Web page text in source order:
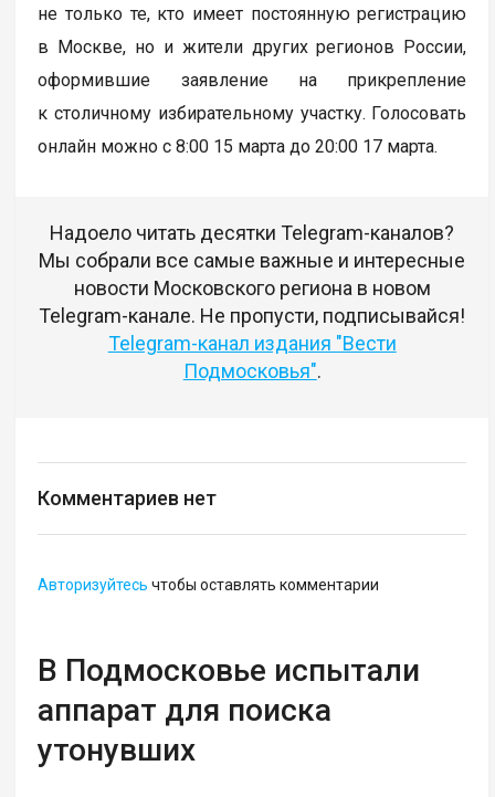
не только те, кто имеет постоянную регистрацию
в Москве, но и жители других регионов России,
оформившие заявление на прикрепление
к столичному избирательному участку. Голосовать
онлайн можно с 8:00 15 марта до 20:00 17 марта.
Надоело читать десятки Telegram-каналов?
Мы собрали все самые важные и интересные
новости Московского региона в новом
Telegram-канале. Не пропусти, подписывайся!
Telegram-канал издания "Вести
Подмосковья".
Комментариев нет
Авторизуйтесь чтобы оставлять комментарии
В Подмосковье испытали
аппарат для поиска
утонувших